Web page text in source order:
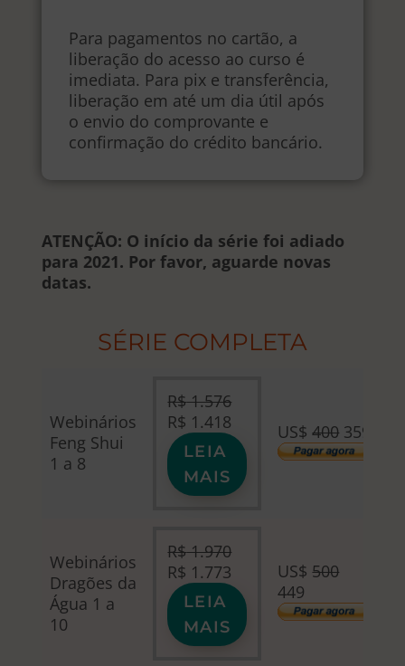
Para pagamentos no cartão, a
liberação do acesso ao curso é
imediata. Para pix e transferência,
liberação em até um dia útil após
o envio do comprovante e
confirmação do crédito bancário.
ATENÇÃO: O início da série foi adiado
para 2021. Por favor, aguarde novas
datas.
SÉRIE COMPLETA
Webinários
Feng Shui
1 a 8
R$1.576
O
preço
original
era:
R$ 1.418
preço
atual
é:
LEIA
MAIS
US$400 359
Webinários
Dragões da
Água 1 a
10
R$1.970
O
preço
original
era:
R$ 1.773
preço
atual
é:
LEIA
MAIS
US$500
449